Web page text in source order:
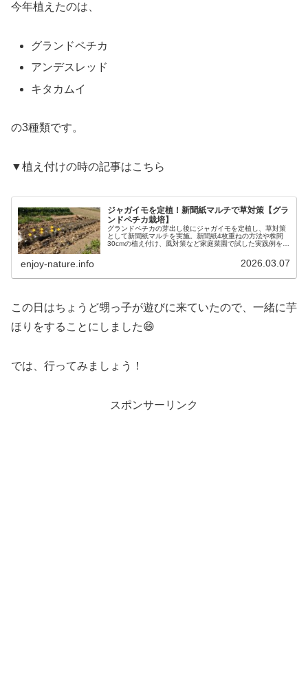
今年植えたのは、
グランドペチカ
アンデスレッド
キタカムイ
の3種類です。
▼植え付けの時の記事はこちら
ジャガイモを定植！新聞紙マルチで草対策【グラ
ンドペチカ栽培】
グランドペチカの芽出し後にジャガイモを定植し、草対策
として新聞紙マルチを実施。新聞紙4枚重ねの方法や株間
30cmの植え付け、風対策など家庭菜園で試した実践例を紹
enjoy-nature.info 2026.03.07
この日はちょうど甥っ子が遊びに来ていたので、一緒に芋
ほりをすることにしました😄
では、行ってみましょう！
スポンサーリンク